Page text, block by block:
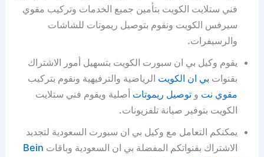
فني ستلايت الكويت بتأمين جميع الخدمات وتركيب مقوي
سيرفس الكويت ونقوم بتوصيل ريموتات للشاشات
والرسيفرات.
يقوم وكيل بي ان سبورت الكويت بتسهيل أمور الاشتراك
بقنوات بي ان الكويت الرياضية والترفيهية ونقوم بتركيب
مقوي نت وتوصيل ريموتات أصلية ويقوم فني ستلايت
الكويت بتوفير صيانة تلفزيونات.
يمكنكم التعامل مع وكيل بي ان سبورت السعودية لتجديد
الاشتراك بقنواتكم المفضلة بي ان السعودية وباقات Bein